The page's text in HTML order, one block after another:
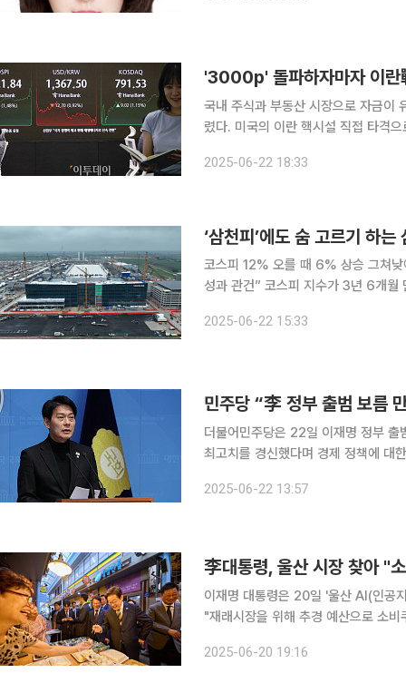
'3000p' 돌파하자마자 이란
국내 주식과 부동산 시장으로 자금이
렸다. 미국의 이란 핵시설 직접 타격
르면 코스피지수는 지난 20일 3년 5
2025-06-22 18:33
‘삼천피’에도 숨 고르기 하
코스피 12% 오를 때 6% 상승 그쳐
성과 관건” 코스피 지수가 3년 6개월 만에 ‘삼천피(3000p)’를 달성했지만, 삼성전자 주가는 최근
일까지 12.02% 상승한 3021.84포
2025-06-22 15:33
민주당 “李 정부 출범 보름
더불어민주당은 22일 이재명 정부
최고치를 경신했다며 경제 정책에 대한 기대감이
니 보름 만에 3000선을 회복하며 시
2025-06-22 13:57
李대통령, 울산 시장 찾아 "
이재명 대통령은 20일 '울산 AI(인공
"재래시장을 위해 추경 예산으로 소
알프스시장을 방문해 '시장이 너무 어
2025-06-20 19:16